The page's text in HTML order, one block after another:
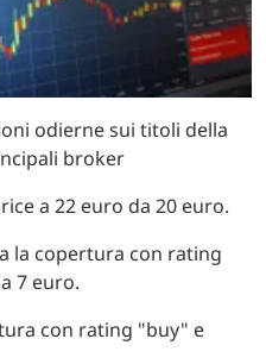
odierne sui titoli della
broker
a 22 euro da 20 euro.
la copertura con rating
7 euro.
con rating "buy" e